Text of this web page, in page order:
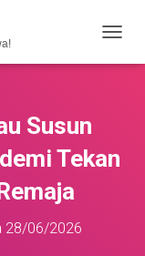
O
A
Susun
Tekan
28/06/2026